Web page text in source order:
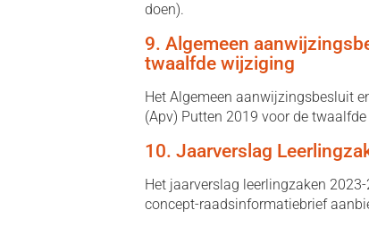
doen).
9. Algemeen
twaalfde wijziging
Het Algemeen aanwijzingsbesluit
(Apv) Putten 2019 voor de
10. Jaarverslag
Het jaarverslag leerlingzaken
concept-raadsinformatiebrief